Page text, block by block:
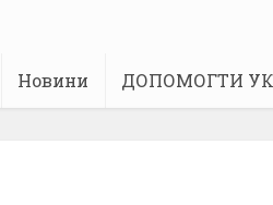
Новини ДОПОМОГТИ